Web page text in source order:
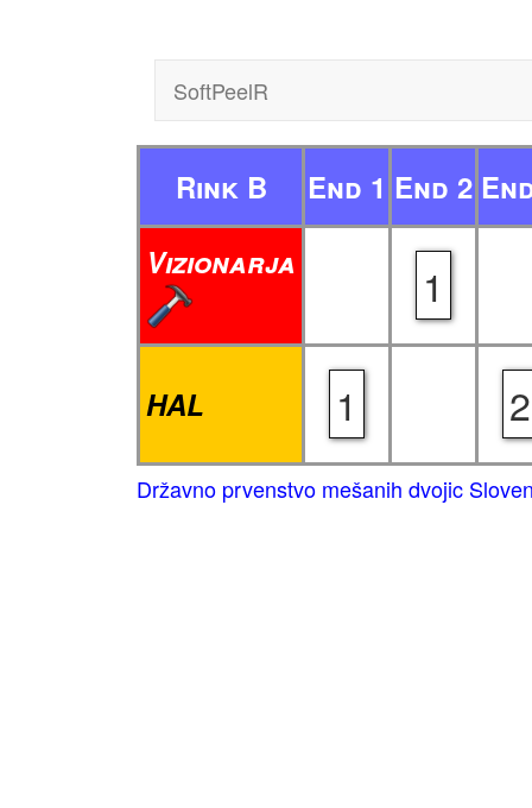
SoftPeelR
Rink B End 1 End 2
Vizionarja
1
HAL 1 2
Državno prvenstvo mešanih dvojic